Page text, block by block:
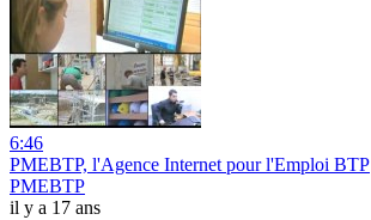
6:46
PMEBTP, l'Agence Internet pour l'Emploi BTP
PMEBTP
il y a 17 ans